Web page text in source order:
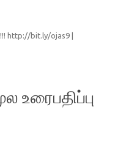
bit.ly/ojas9 |
உரைபதிப்பு